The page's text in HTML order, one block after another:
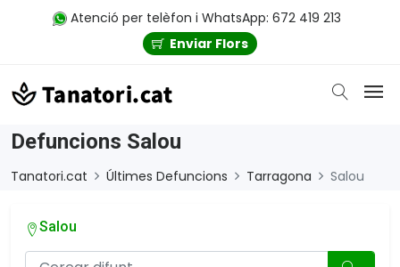
Atenció per telèfon i WhatsApp: 672 419 213
Enviar Flors
Defuncions Salou
Tanatori.cat Últimes Defuncions Tarragona Salou
Salou